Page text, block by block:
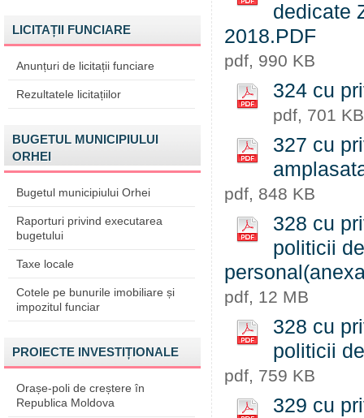
LICITAȚII FUNCIARE
Anunțuri de licitații funciare
Rezultatele licitațiilor
BUGETUL MUNICIPIULUI
ORHEI
Bugetul municipiului Orhei
Raporturi privind executarea
bugetului
Taxe locale
Cotele pe bunurile imobiliare și
impozitul funciar
PROIECTE INVESTIȚIONALE
Orașe-poli de creștere în
Republica Moldova
dedicate
2018.PDF
pdf, 990 KB
324 cu
pdf, 701 KB
327 cu
pdf, 848 KB
328 cu
politicii
pdf, 12 MB
328 cu
politicii
pdf, 759 KB
329 cu